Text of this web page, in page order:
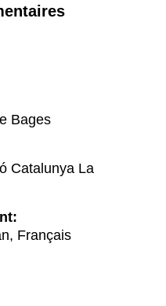
Bages
Catalunya La
Français